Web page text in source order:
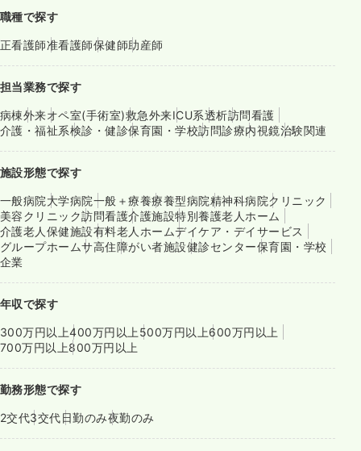
職種で探す
正看護師准看護師保健師助産師
担当業務で探す
病棟外来オペ室(手術室)救急外来ICU系透析訪問看護
介護・福祉系検診・健診保育園・学校訪問診療内視鏡治験関連
施設形態で探す
一般病院大学病院一般＋療養療養型病院精神科病院クリニック
美容クリニック訪問看護介護施設特別養護老人ホーム
介護老人保健施設有料老人ホームデイケア・デイサービス
グループホームサ高住障がい者施設健診センター保育園・学校
企業
年収で探す
300万円以上400万円以上 500万円以上600万円以上
700万円以上800万円以上
勤務形態で探す
2交代3交代日勤のみ夜勤のみ